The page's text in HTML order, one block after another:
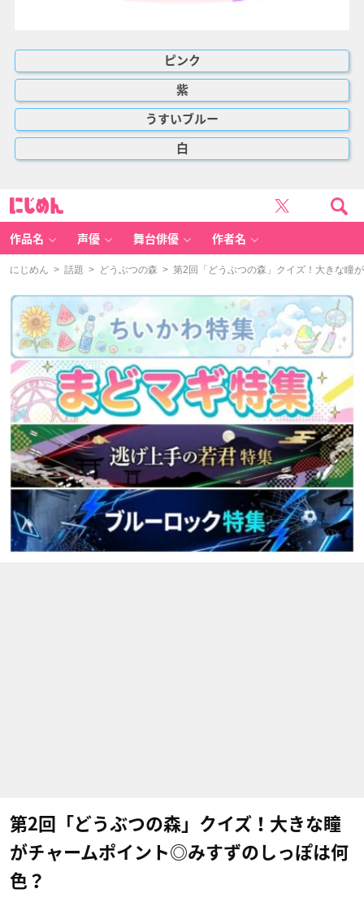
ピンク
紫
うすいブルー
白
作品名 声優 舞台俳優 作者名
にじめん > 話題 > どうぶつの森 > 第2回「どうぶつの森」クイズ！大きな瞳
第2回「どうぶつの森」クイズ！大きな瞳
がチャームポイント◎みすずのしっぽは何
色？